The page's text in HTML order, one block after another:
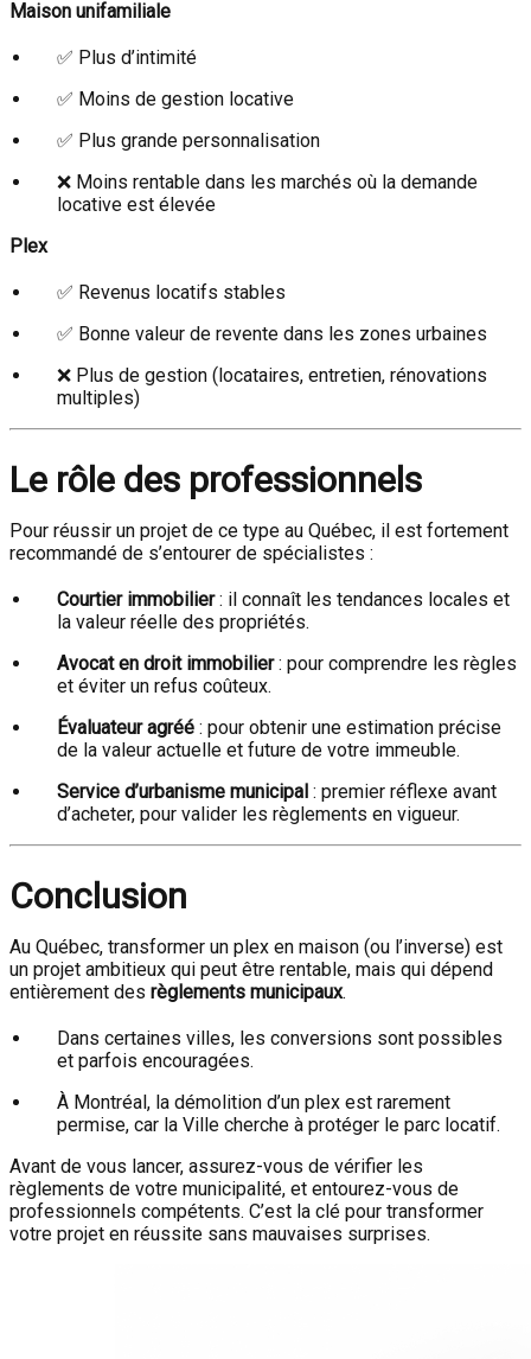
Maison unifamiliale
✅ Plus d’intimité
✅ Moins de gestion locative
✅ Plus grande personnalisation
❌ Moins rentable dans les marchés où la demande
locative est élevée
Plex
✅ Revenus locatifs stables
✅ Bonne valeur de revente dans les zones urbaines
❌ Plus de gestion (locataires, entretien, rénovations
multiples)
Le rôle des professionnels
Pour réussir un projet de ce type au Québec, il est fortement
recommandé de s’entourer de spécialistes :
Courtier immobilier: il connaît les tendances locales et
la valeur réelle des propriétés.
Avocat en droit immobilier: pour comprendre les règles
et éviter un refus coûteux.
Évaluateur agréé : pour obtenir une estimation précise
de la valeur actuelle et future de votre immeuble.
Service d’urbanisme municipal : premier réflexe avant
d’acheter, pour valider les règlements en vigueur.
Conclusion
Au Québec, transformer un plex en maison (ou l’inverse) est
un projet ambitieux qui peut être rentable, mais qui dépend
entièrement des règlements municipaux.
Dans certaines villes, les conversions sont possibles
et parfois encouragées.
À Montréal, la démolition d’un plex est rarement
permise, car la Ville cherche à protéger le parc locatif.
Avant de vous lancer, assurez-vous de vérifier les
règlements de votre municipalité, et entourez-vous de
professionnels compétents. C’est la clé pour transformer
votre projet en réussite sans mauvaises surprises.